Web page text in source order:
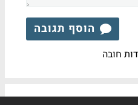
הוסף תגובה
חובה